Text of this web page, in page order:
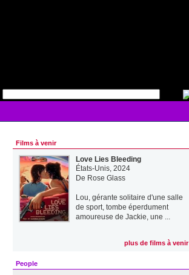
Films à venir
Love Lies Bleeding
États-Unis, 2024
De Rose Glass
Lou, gérante solitaire d'une salle
de sport, tombe éperdument
amoureuse de Jackie, une ...
plus de films à venir
People